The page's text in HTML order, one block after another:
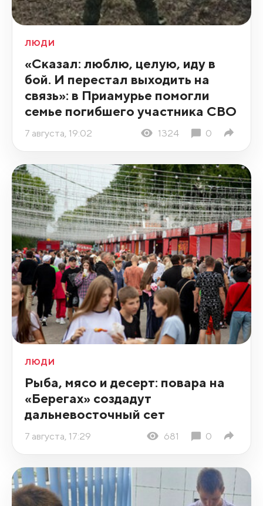
ЛЮДИ
«Сказал: люблю, целую, иду в
бой. И перестал выходить на
связь»: в Приамурье помогли
семье погибшего участника СВО
7 августа, 19:02 1324 0
ЛЮДИ
Рыба, мясо и десерт: повара на
«Берегах» создадут
дальневосточный сет
7 августа, 17:29 681 0